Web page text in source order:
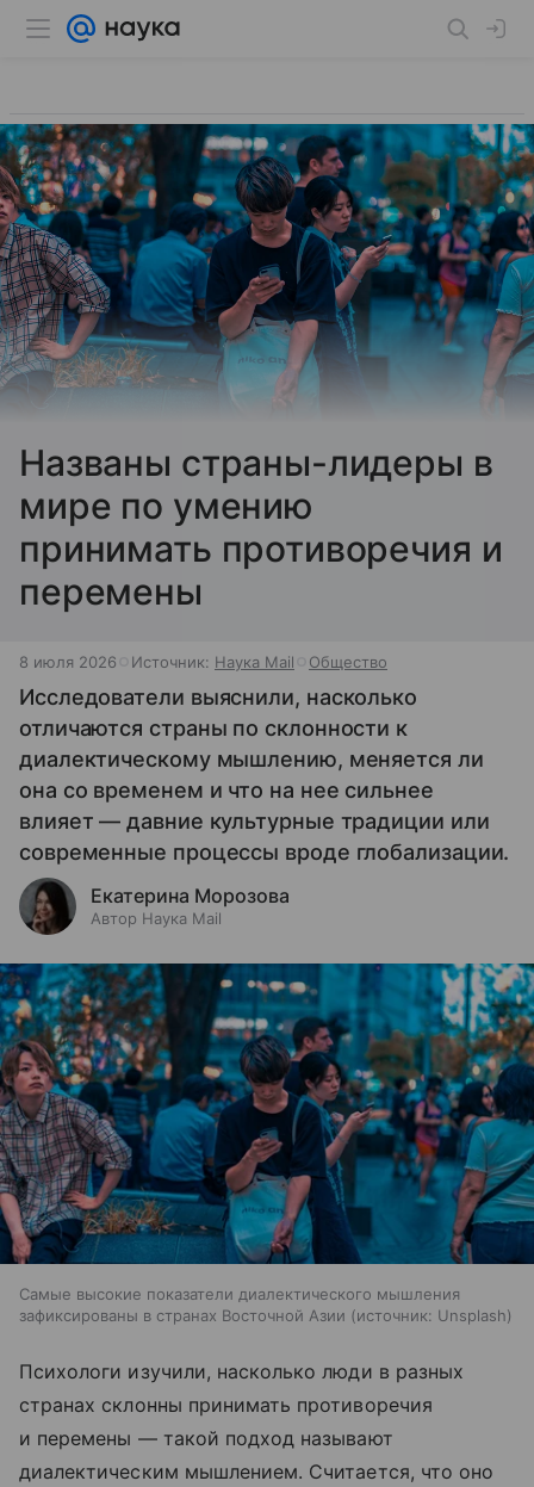
Названы страны-лидеры в
мире по умению
принимать противоречия и
перемены
8 июля 2026 Источник: Наука Mail Общество
Исследователи выяснили, насколько
отличаются страны по склонности к
диалектическому мышлению, меняется ли
она со временем и что на нее сильнее
влияет — давние культурные традиции или
современные процессы вроде глобализации.
Екатерина Морозова
Автор Наука Mail
Самые высокие показатели диалектического мышления
зафиксированы в странах Восточной Азии
источник: Unsplash
Психологи изучили, насколько люди в разных
странах склонны принимать противоречия
и перемены — такой подход называют
диалектическим мышлением. Считается, что оно